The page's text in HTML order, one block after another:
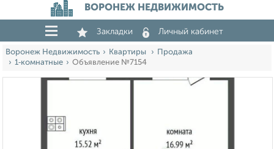
ВОРОНЕЖ НЕДВИЖИМОСТЬ
Закладки Личный кабинет
Воронеж Недвижимость Квартиры
Продажа
1‑комнатные
Объявление №7154